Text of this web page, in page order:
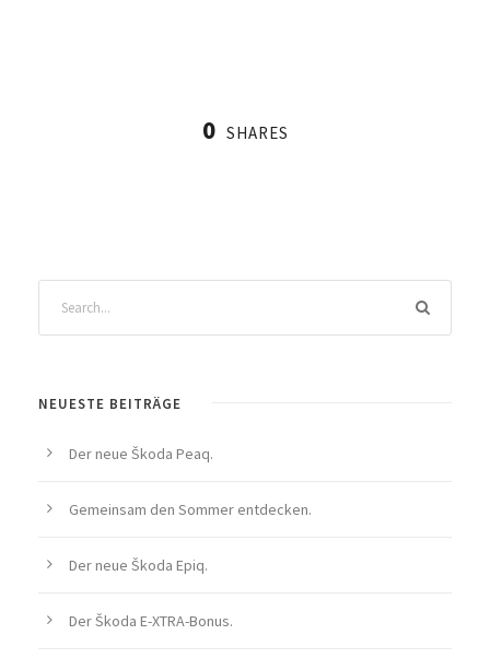
0 SHARES
NEUESTE BEITRÄGE
Der neue Škoda Peaq.
Gemeinsam den Sommer entdecken.
Der neue Škoda Epiq.
Der Škoda E-XTRA-Bonus.